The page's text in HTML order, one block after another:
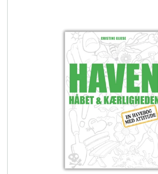
Her kan du søge i hele
artikler, arrangementer,
haver.